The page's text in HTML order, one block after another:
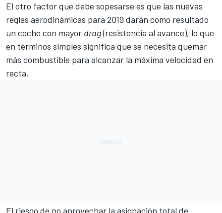
El otro factor que debe sopesarse es que las nuevas
reglas aerodinámicas para 2019 darán como resultado
un coche con mayor drag(resistencia al avance), lo que
en términos simples significa que se necesita quemar
más combustible para alcanzar la máxima velocidad en
recta.
El riesgo de no aprovechar la asignación total de